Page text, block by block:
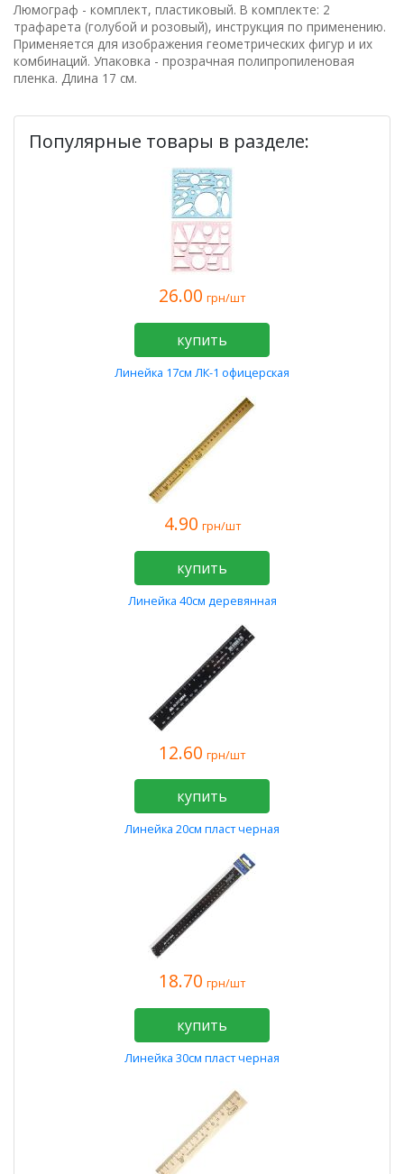
Люмограф - комплект, пластиковый. В комплекте: 2
трафарета (голубой и розовый), инструкция по применению.
Применяется для изображения геометрических фигур и их
комбинаций. Упаковка - прозрачная полипропиленовая
пленка. Длина 17 см.
Популярные товары в разделе:
26.00 грн/шт
купить
Линейка 17см ЛК-1 офицерская
4.90 грн/шт
купить
Линейка 40см деревянная
12.60 грн/шт
купить
Линейка 20см пласт черная
18.70 грн/шт
купить
Линейка 30см пласт черная